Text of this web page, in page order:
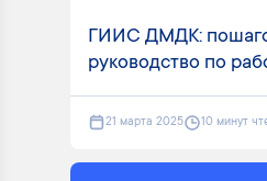
ГИИС ДМДК:
руководство по
21 марта 2025 10 минут